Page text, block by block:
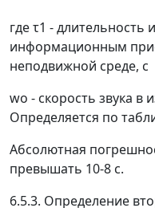
гдеτ1 - длительность
информационным
неподвижной среде, с
wo - скорость звука в
Определяется по
Абсолютная
превышать 10-8 с.
6.5.3. Определение